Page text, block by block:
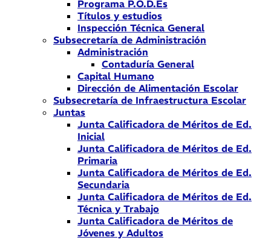
Programa P.O.D.Es
Títulos y estudios
Inspección Técnica General
Subsecretaría de Administración
Administración
Contaduría General
Capital Humano
Dirección de Alimentación Escolar
Subsecretaría de Infraestructura Escolar
Juntas
Junta Calificadora de Méritos de Ed.
Inicial
Junta Calificadora de Méritos de Ed.
Primaria
Junta Calificadora de Méritos de Ed.
Secundaria
Junta Calificadora de Méritos de Ed.
Técnica y Trabajo
Junta Calificadora de Méritos de
Jóvenes y Adultos